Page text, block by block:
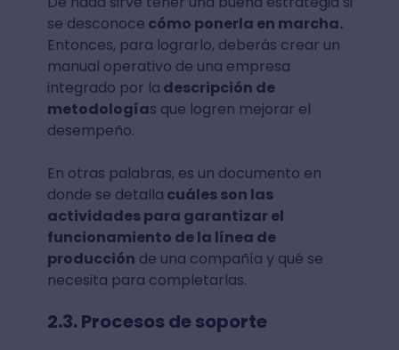
se desconoce cómo ponerla en marcha.
Entonces, para lograrlo, deberás crear un
manual operativo de una empresa
integrado por la descripción de
metodologías que logren mejorar el
desempeño.
En otras palabras, es un documento en
donde se detalla cuáles son las
actividades para garantizar el
funcionamiento de la línea de
producción de una compañía y qué se
necesita para completarlas.
2.3. Procesos de soporte